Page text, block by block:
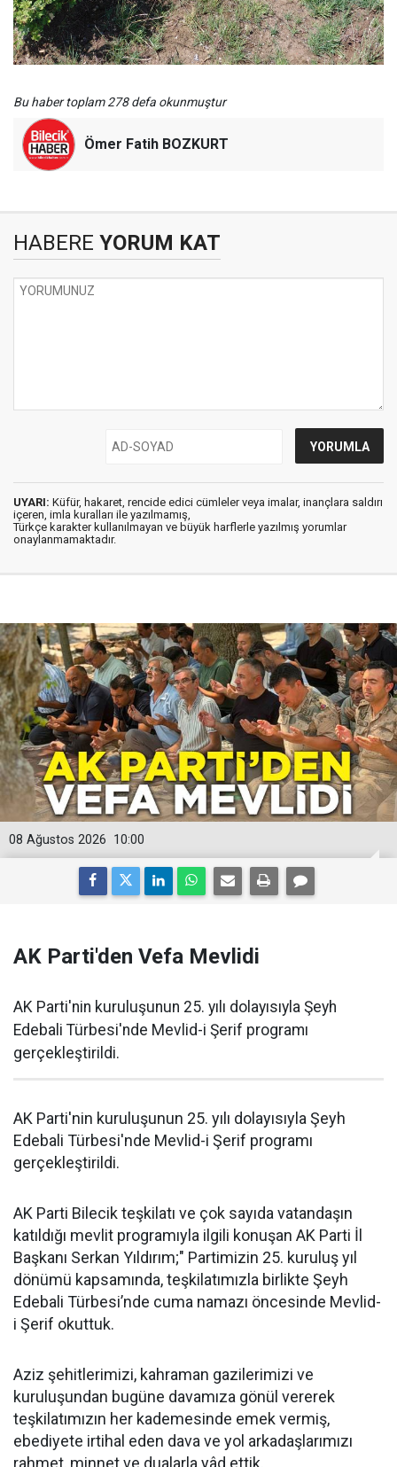
Bu haber toplam 278 defa okunmuştur
Ömer Fatih BOZKURT
HABERE YORUM KAT
UYARI: Küfür, hakaret, rencide edici cümleler veya imalar, inançlara saldırı
içeren, imla kuralları ile yazılmamış,
Türkçe karakter kullanılmayan ve büyük harflerle yazılmış yorumlar
onaylanmamaktadır.
10:00
08 Ağustos 2026
AK Parti'den Vefa Mevlidi
AK Parti'nin kuruluşunun 25. yılı dolayısıyla Şeyh
Edebali Türbesi'nde Mevlid-i Şerif programı
gerçekleştirildi.
AK Parti'nin kuruluşunun 25. yılı dolayısıyla Şeyh
Edebali Türbesi'nde Mevlid-i Şerif programı
gerçekleştirildi.
AK Parti Bilecik teşkilatı ve çok sayıda vatandaşın
katıldığı mevlit programıyla ilgili konuşan AK Parti İl
Başkanı Serkan Yıldırım;" Partimizin 25. kuruluş yıl
dönümü kapsamında, teşkilatımızla birlikte Şeyh
Edebali Türbesi’nde cuma namazı öncesinde Mevlid-
i Şerif okuttuk.
Aziz şehitlerimizi, kahraman gazilerimizi ve
kuruluşundan bugüne davamıza gönül vererek
teşkilatımızın her kademesinde emek vermiş,
ebediyete irtihal eden dava ve yol arkadaşlarımızı
rahmet, minnet ve dualarla yâd ettik.